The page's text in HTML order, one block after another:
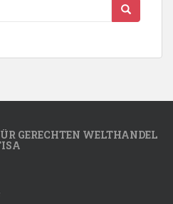
GERECHTEN WELTHANDEL